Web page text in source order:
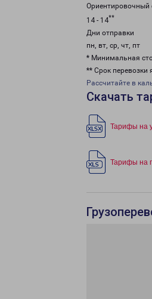
Ориентировочный
14 - 14**
Дни отправки
пн, вт, ср, чт, пт
* Минимальная
** Срок перевозки
Рассчитайте в
Скачать
Тарифы на
Тарифы на